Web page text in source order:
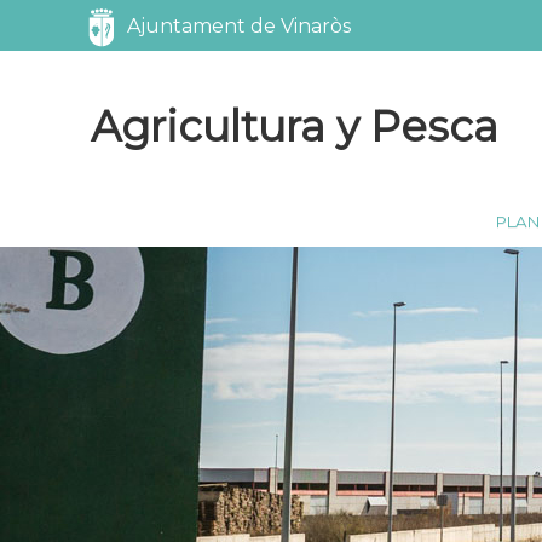
Ajuntament de Vinaròs
Agricultura y Pesca